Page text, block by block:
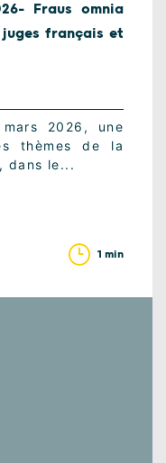
Fraus omnia
français et
2026, une
thèmes de la
dans le...
1 min